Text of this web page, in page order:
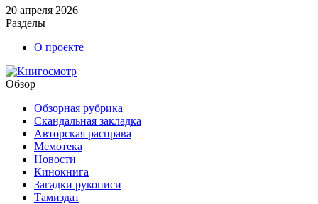
20 апреля 2026
Разделы
О проекте
Обзор
Обзорная рубрика
Скандальная закладка
Авторская расправа
Мемотека
Новости
Кинокнига
Загадки рукописи
Тамиздат